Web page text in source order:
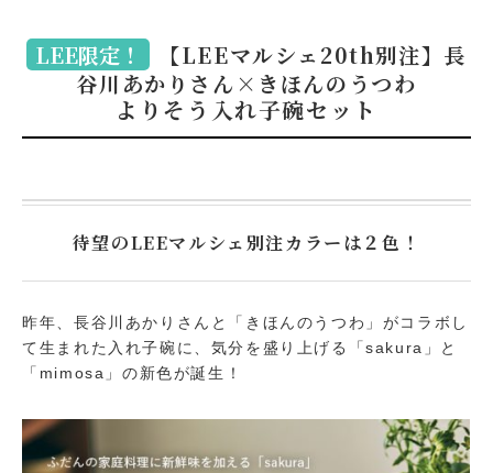
LEE限定！
【LEEマルシェ20th別注】長
谷川あかりさん×きほんのうつわ
よりそう入れ子碗セット
待望のLEEマルシェ別注カラーは２色！
昨年、長谷川あかりさんと「きほんのうつわ」がコラボし
て生まれた入れ子碗に、気分を盛り上げる「sakura」と
「mimosa」の新色が誕生！